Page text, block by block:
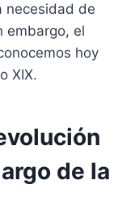
necesidad de
embargo, el
hoy
XIX.
de la